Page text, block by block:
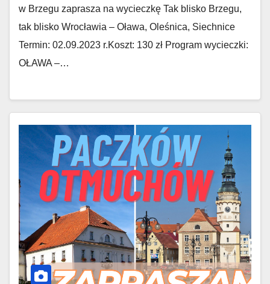
w Brzegu zaprasza na wycieczkę Tak blisko Brzegu,
tak blisko Wrocławia – Oława, Oleśnica, Siechnice
Termin: 02.09.2023 r.Koszt: 130 zł Program wycieczki:
OŁAWA –…